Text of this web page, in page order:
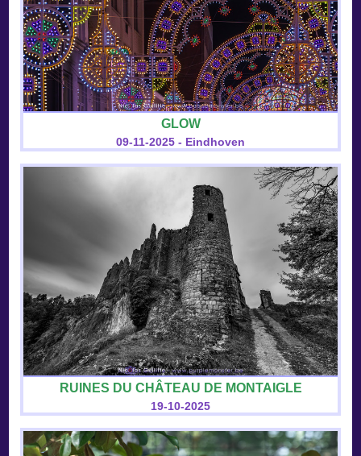
GLOW
09-11-2025 - Eindhoven
RUINES DU CHÂTEAU DE MONTAIGLE
19-10-2025